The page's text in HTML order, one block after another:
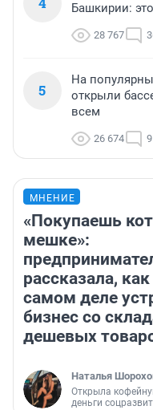
Башкирии:
28 767
5
На
открыли
всем
26 674 9
МНЕНИЕ
«Покупаешь
мешке»:
рассказала,
самом деле
бизнес со
дешевых
Наталья
Открыла
деньги